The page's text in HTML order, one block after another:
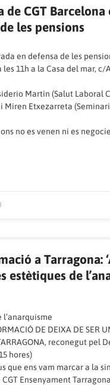
de CGT
les pensions
en defensa de les
les 11h a la Casa del mar, c/
Martín (Salut Laboral
Miren Etxezarreta
no es venen ni es
a Tarragona:
estètiques de
l’anarquisme
DE DEIXA DE SER
reconegut pel
hores)
que ens vam marcar a la
Ensenyament